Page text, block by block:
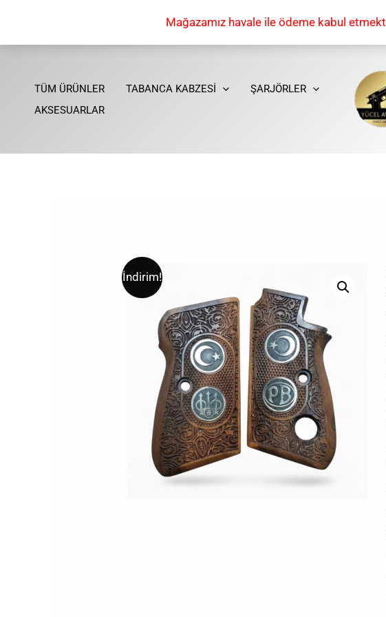
Mağazamız havale ile ödeme kabul
TÜM ÜRÜNLER TABANCA KABZESİ
ŞARJÖRLER
AKSESUARLAR
İndirim!